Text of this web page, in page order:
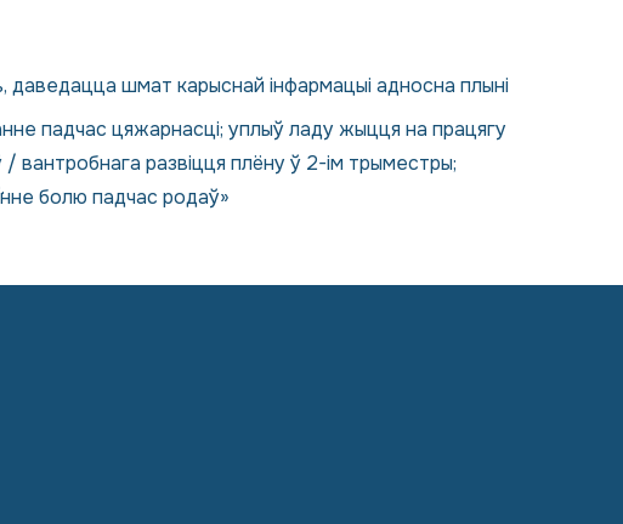
шмат карыснай інфармацыі адносна плыні
падчас цяжарнасці; уплыў ладу жыцця на працягу
/ вантробнага развіцця плёну ў 2-ім трыместры;
болю падчас родаў»